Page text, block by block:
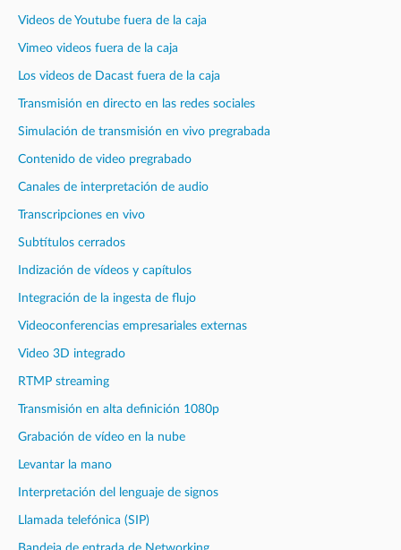
Videos de Youtube fuera de la caja
Vimeo videos fuera de la caja
Los videos de Dacast fuera de la caja
Transmisión en directo en las redes sociales
Simulación de transmisión en vivo pregrabada
Contenido de video pregrabado
Canales de interpretación de audio
Transcripciones en vivo
Subtítulos cerrados
Indización de vídeos y capítulos
Integración de la ingesta de flujo
Videoconferencias empresariales externas
Video 3D integrado
RTMP streaming
Transmisión en alta definición 1080p
Grabación de vídeo en la nube
Levantar la mano
Interpretación del lenguaje de signos
Llamada telefónica (SIP)